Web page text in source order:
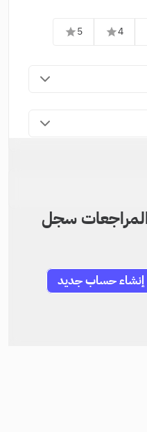
4
star
5
star
سجل
إنشاء حساب جديد